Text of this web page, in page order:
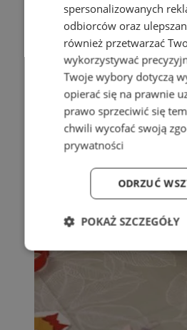
spersonalizowanych
odbiorców oraz
również przetwarzać
wykorzystywać
Twoje wybory dotyczą
opierać się na prawnie
prawo sprzeciwić się
chwili wycofać swoją
prywatności
ODRZUĆ
POKAŻ SZCZEGÓŁY
Niezbędne